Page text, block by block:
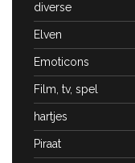
diverse
Elven
Emoticons
Film, tv, spel
hartjes
Piraat